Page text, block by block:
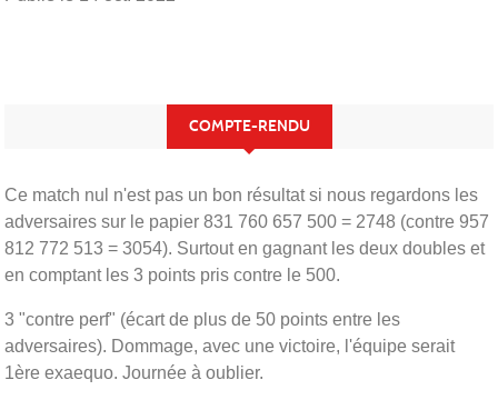
COMPTE-RENDU
Ce match nul n'est pas un bon résultat si nous regardons les
adversaires sur le papier 831 760 657 500 = 2748 (contre 957
812 772 513 = 3054). Surtout en gagnant les deux doubles et
en comptant les 3 points pris contre le 500.
3 "contre perf" (écart de plus de 50 points entre les
adversaires). Dommage, avec une victoire, l'équipe serait
1ère exaequo. Journée à oublier.